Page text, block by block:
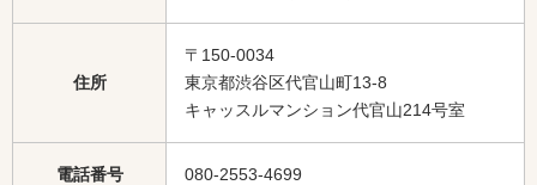
住所
〒150-0034
東京都渋谷区代官山町13-8
キャッスルマンション代官山214号室
電話番号 080-2553-4699